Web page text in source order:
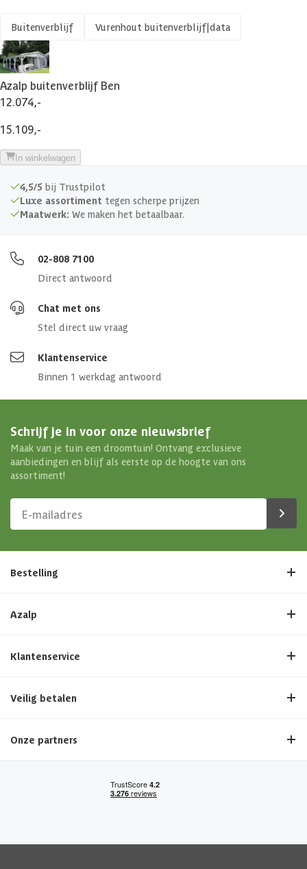
EAN-code
Impregneren mogelijk
Isolatieglas
Kant en klaar geverfd mogelijk
Veranda
Afmetingen deur
Glassoort
Aantal deuren
Aantal ramen
Materiaal dak
Buitenverblijf Vurenhout buitenverblijf|data
Azalp buitenverblijf Ben
12.074,-
15.109,-
In winkelwagen
4,5/5 bij Trustpilot
Luxe assortiment tegen scherpe prijzen
Maatwerk: We maken het betaalbaar.
02-808 7100
Direct antwoord
Chat met ons
Stel direct uw vraag
Klantenservice
Binnen 1 werkdag antwoord
Schrijf je in voor onze nieuwsbrief
Maak van je tuin een droomtuin! Ontvang exclusieve
aanbiedingen en blijf als eerste op de hoogte van ons
assortiment!
Bestelling
Azalp
Klantenservice
Veilig betalen
Onze partners